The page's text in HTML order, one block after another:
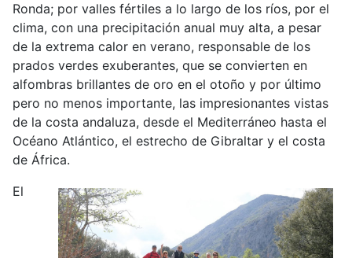
Ronda; por valles fértiles a lo largo de los ríos, por el
clima, con una precipitación anual muy alta, a pesar
de la extrema calor en verano, responsable de los
prados verdes exuberantes, que se convierten en
alfombras brillantes de oro en el otoño y por último
pero no menos importante, las impresionantes vistas
de la costa andaluza, desde el Mediterráneo hasta el
Océano Atlántico, el estrecho de Gibraltar y el costa
de África.
El